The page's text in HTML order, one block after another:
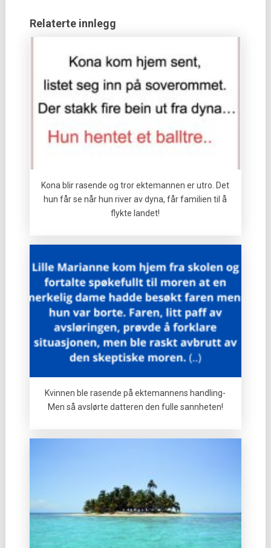
Relaterte innlegg
Kona blir rasende og tror ektemannen er utro. Det
hun får se når hun river av dyna, får familien til å
flykte landet!
Kvinnen ble rasende på ektemannens handling-
Men så avslørte datteren den fulle sannheten!